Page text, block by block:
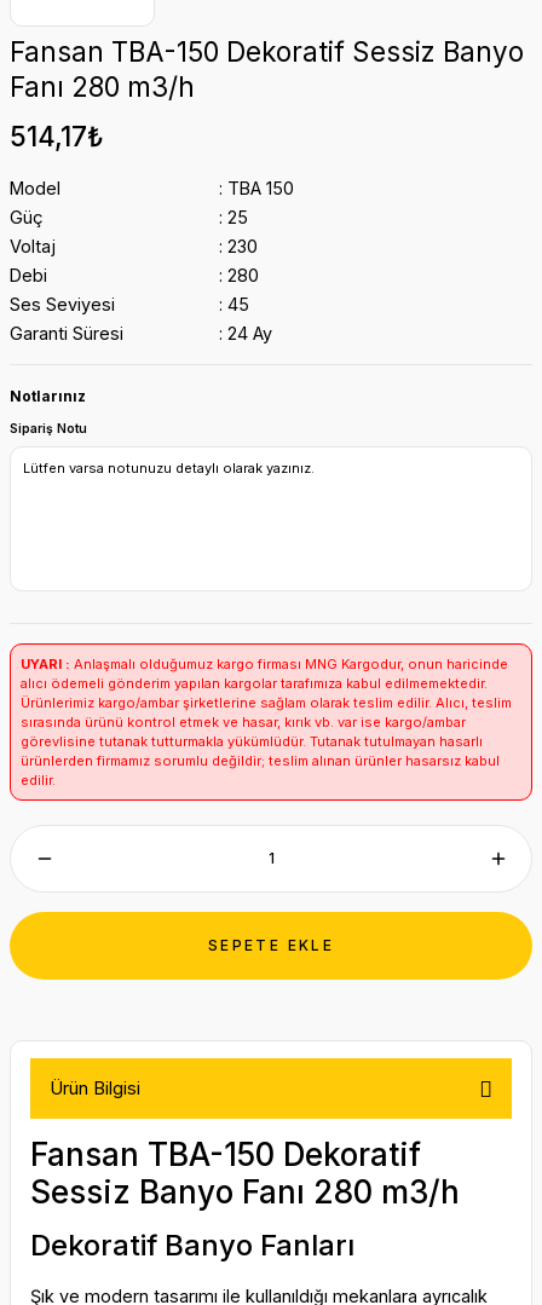
Fansan TBA-150 Dekoratif Sessiz Banyo
Fanı 280 m3/h
514,17₺
Model
TBA 150
Güç
25
Voltaj
230
Debi
280
Ses Seviyesi
45
Garanti Süresi
24 Ay
Notlarınız
Sipariş Notu
UYARI : Anlaşmalı olduğumuz kargo firması MNG Kargodur, onun haricinde
alıcı ödemeli gönderim yapılan kargolar tarafımıza kabul edilmemektedir.
Ürünlerimiz kargo/ambar şirketlerine sağlam olarak teslim edilir. Alıcı, teslim
sırasında ürünü kontrol etmek ve hasar, kırık vb. var ise kargo/ambar
görevlisine tutanak tutturmakla yükümlüdür. Tutanak tutulmayan hasarlı
ürünlerden firmamız sorumlu değildir; teslim alınan ürünler hasarsız kabul
edilir.
SEPETE EKLE
Ürün Bilgisi
Fansan TBA-150 Dekoratif
Sessiz Banyo Fanı 280 m3/h
Dekoratif Banyo Fanları
Şık ve modern tasarımı ile kullanıldığı mekanlara ayrıcalık